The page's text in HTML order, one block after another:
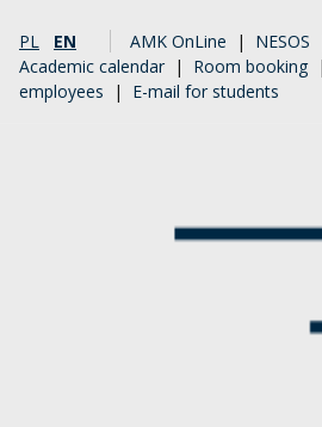
PL EN AMK OnLine | NESOS
Academic calendar | Room booking
employees | E-mail for students